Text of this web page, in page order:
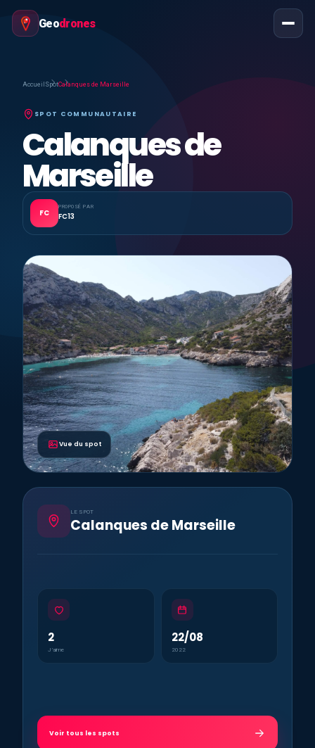
Geodrones
Accueil SpotCalanques de Marseille
SPOT COMMUNAUTAIRE
Calanques de
Marseille
FC
PROPOSÉ PAR
FC13
Vue du spot
LE SPOT
Calanques de Marseille
2
J’aime
22/08
2022
Voir tous les spots